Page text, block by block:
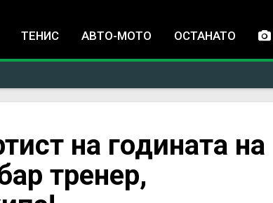
ТЕНИС АВТО-МОТО ОСТАНАТО
на годината на
тренер,